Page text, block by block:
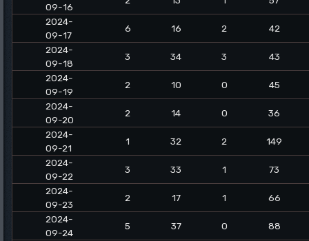
09-16
2024-
09-17
6 16 2
42
2024-
09-18
3 34 3
43
2024-
09-19
2 10 0
45
2024-
09-20
2 14 0
36
2024-
09-21
1 32 2
149
2024-
09-22
3 33 1
73
2024-
09-23
2 17 1
66
2024-
09-24
5 37 0
88